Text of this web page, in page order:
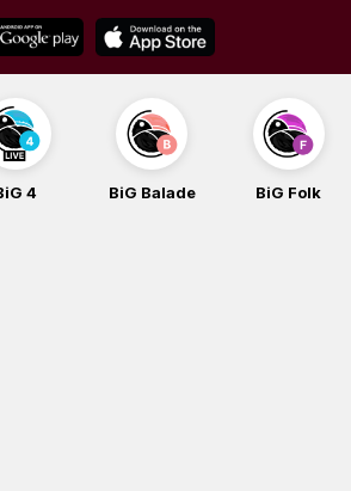
4 BiG Balade BiG Folk